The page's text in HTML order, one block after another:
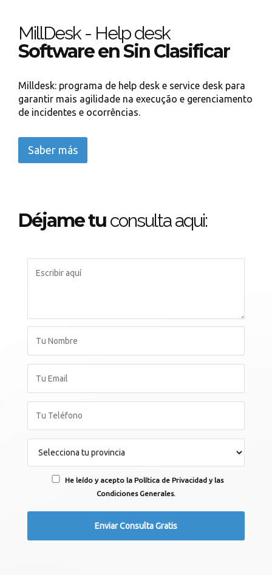
MillDesk - Help desk
Software en Sin Clasificar
Milldesk: programa de help desk e service desk para
garantir mais agilidade na execução e gerenciamento
de incidentes e ocorrências.
Saber más
Déjame tu consulta aqui:
He leído y acepto la Política de Privacidad y las
Condiciones Generales.